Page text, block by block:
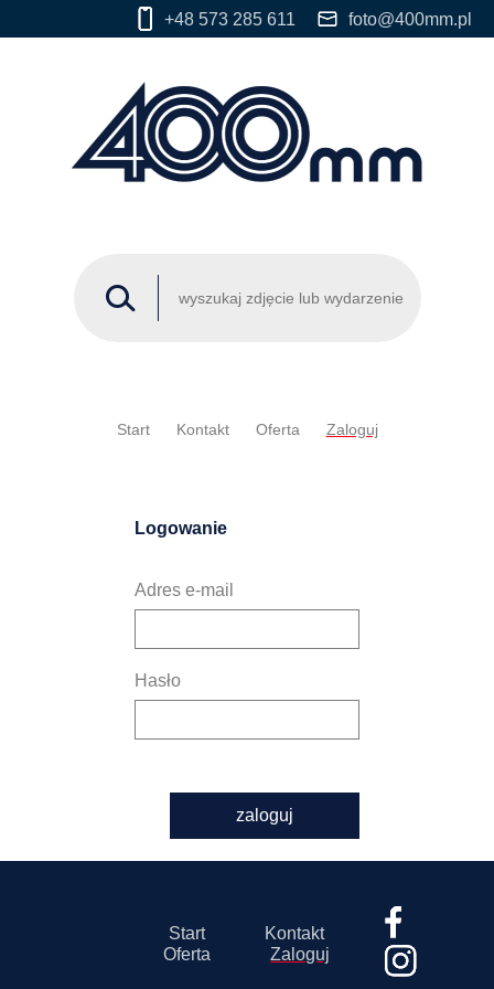
+48 573 285 611 foto@400mm.pl
Start Kontakt Oferta Zaloguj
Logowanie
Adres e-mail
Hasło
zaloguj
Start
Kontakt
Oferta
Zaloguj